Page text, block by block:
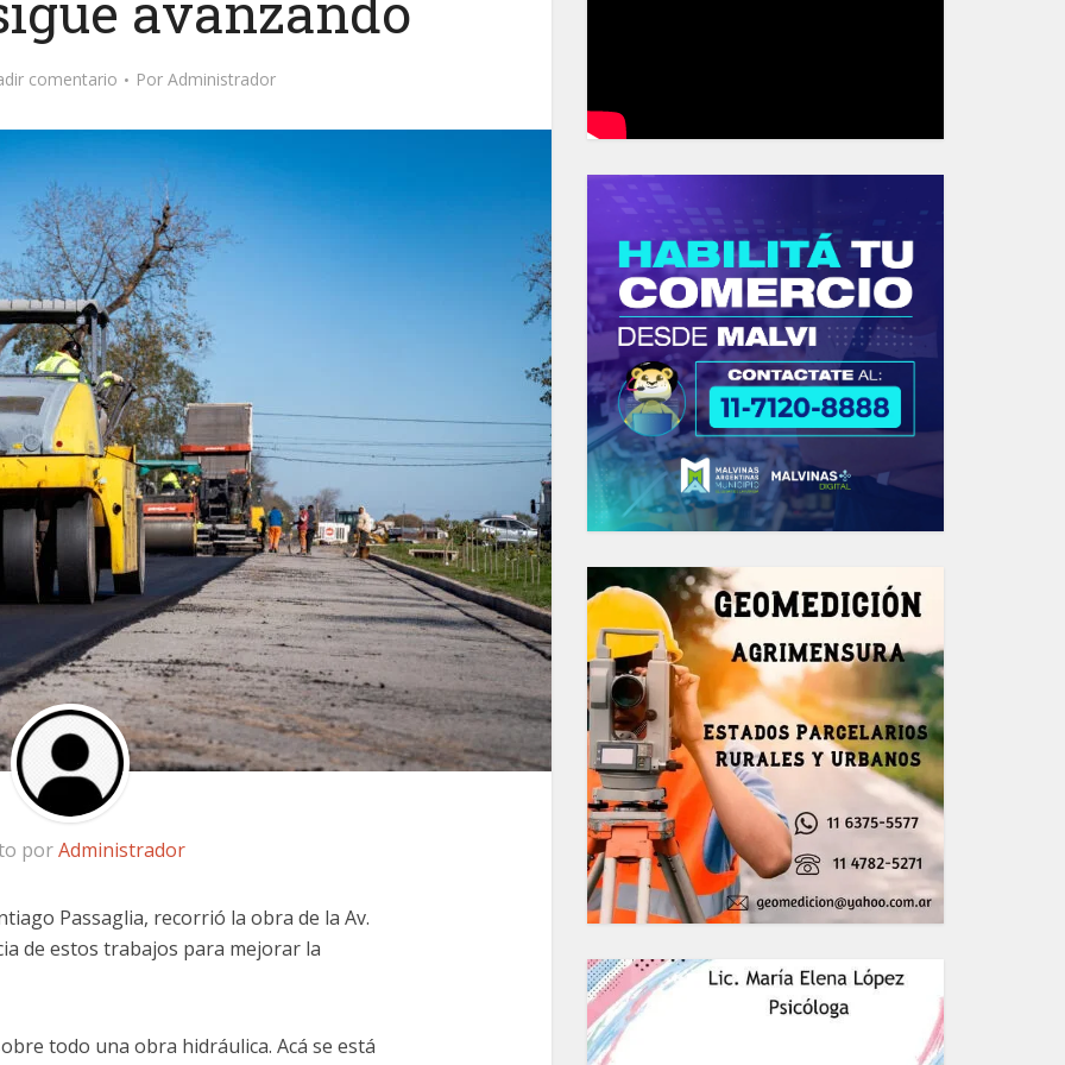
comentario Por Administrador
porAdministrador
Passaglia, recorrió la obra de la Av.
de estos trabajos para mejorar la
todo una obra hidráulica. Acá se está